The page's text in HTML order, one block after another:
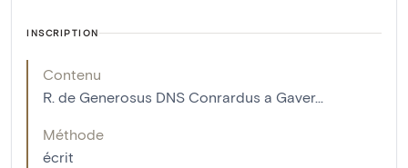
INSCRIPTION
Contenu
R. de Generosus DNS Conrardus a Gaver...
Méthode
écrit